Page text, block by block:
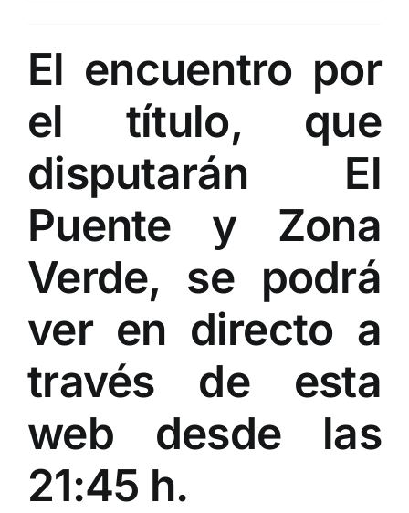
El encuentro por
el título, que
disputarán El
Puente y Zona
Verde, se podrá
ver en directo a
través de esta
web desde las
21:45 h.